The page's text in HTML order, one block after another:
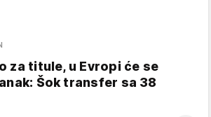
za titule, u Evropi će se
Šok transfer sa 38